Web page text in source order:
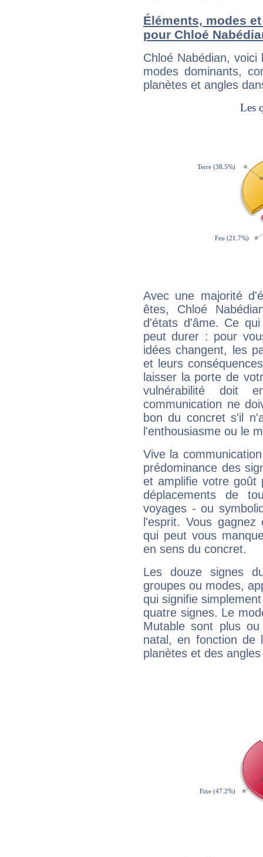
Éléments, modes
pour Chloé
Chloé Nabédian,
modes dominants,
planètes et angles
Avec une majorité
êtes, Chloé
d'états d'âme. Ce
peut durer : pour
idées changent, les
et leurs
laisser la porte de
vulnérabilité doit
communication ne
bon du concret s'il
l'enthousiasme ou le
Vive la
prédominance des
et amplifie votre goût
déplacements de
voyages - ou
l'esprit. Vous
qui peut vous
en sens du concret.
Les douze signes
groupes ou modes,
qui signifie
quatre signes. Le
Mutable sont plus
natal, en fonction de
planètes et des